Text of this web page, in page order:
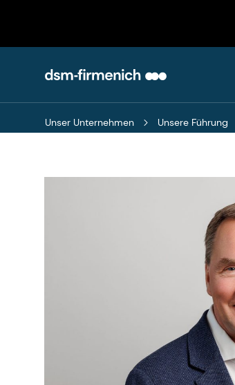
Unser Unternehmen Unsere Führung